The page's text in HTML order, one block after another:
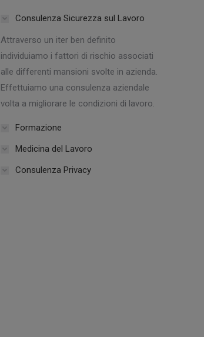
Consulenza Sicurezza sul Lavoro
Attraverso un iter ben definito
individuiamo i fattori di rischio associati
alle differenti mansioni svolte in azienda.
Effettuiamo una consulenza aziendale
volta a migliorare le condizioni di lavoro.
Formazione
Medicina del Lavoro
Consulenza Privacy